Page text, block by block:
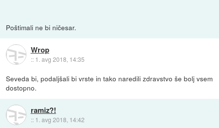
Poštimali ne bi ničesar.
Wrop
:: 1. avg 2018, 14:35
Seveda bi, podaljšali bi vrste in tako naredili zdravstvo še bolj vsem
dostopno.
ramiz?!
:: 1. avg 2018, 14:42